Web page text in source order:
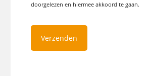
doorgelezen en hiermee akkoord te gaan.